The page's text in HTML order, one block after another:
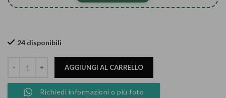
24 disponibili
AGGIUNGI AL CARRELLO
Richiedi informazioni o più foto